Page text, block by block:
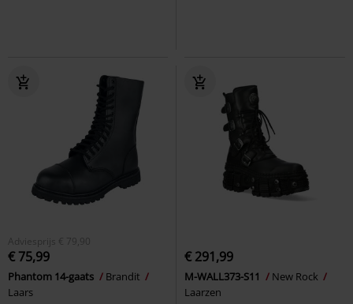
Adviesprijs € 79,90
€ 75,99
Phantom 14-gaats
Brandit
Laars
€ 291,99
M-WALL373-S11
New Rock
Laarzen